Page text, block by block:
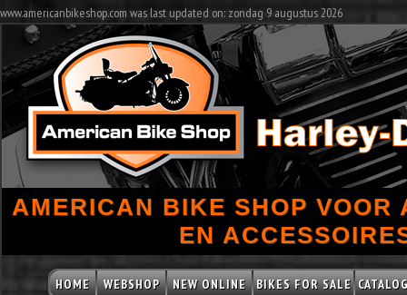
www.americanbikeshop.com was last updated on: zondag 9 augustus 2026
AMERICAN BIKE SHOP VOOR
EN
HOME WEBSHOP NEW ONLINE BIKES FOR SALE